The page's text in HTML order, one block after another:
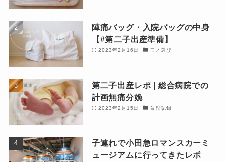
陣痛バッグ・入院バッグの中身
【#第二子出産準備】
2023年2月16日 モノ選び
第二子出産レポ | 総合病院での
計画無痛分娩
2023年2月15日 育児記録
子連れで小田急ロマンスカーミ
ュージアムに行ってきたレポ